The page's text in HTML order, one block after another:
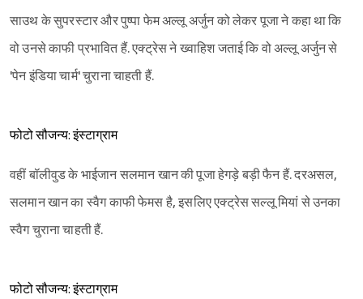
साउथ के सुपरस्टार और पुष्पा फेम अल्लू अर्जुन को लेकर पूजा ने कहा था कि
वो उनसे काफी प्रभावित हैं. एक्ट्रेस ने ख्वाहिश जताई कि वो अल्लू अर्जुन से
'पेन इंडिया चार्म' चुराना चाहती हैं.
फोटो सौजन्य: इंस्टाग्राम
वहीं बॉलीवुड के भाईजान सलमान खान की पूजा हेगड़े बड़ी फैन हैं. दरअसल,
सलमान खान का स्वैग काफी फेमस है, इसलिए एक्ट्रेस सल्लू मियां से उनका
स्वैग चुराना चाहती हैं.
फोटो सौजन्य: इंस्टाग्राम